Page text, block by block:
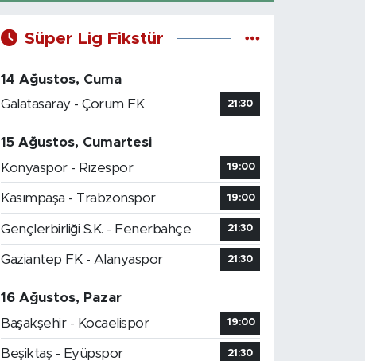
Süper Lig Fikstür
14 Ağustos, Cuma
Galatasaray - Çorum FK
21:30
15 Ağustos, Cumartesi
Konyaspor - Rizespor
19:00
Kasımpaşa - Trabzonspor 19:00
Gençlerbirliği S.K. - Fenerbahçe 21:30
Gaziantep FK - Alanyaspor 21:30
16 Ağustos, Pazar
Başakşehir - Kocaelispor
19:00
Beşiktaş - Eyüpspor 21:30